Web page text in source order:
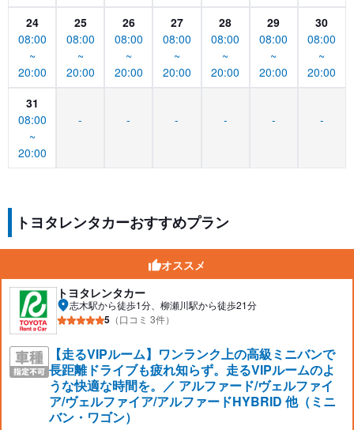
24
08:00
~
20:00
25
08:00
~
20:00
26
08:00
~
20:00
27
08:00
~
20:00
28
08:00
~
20:00
29
08:00
~
20:00
30
08:00
~
20:00
31
08:00
~
20:00
- - - - - -
トヨタレンタカーおすすめプラン
オススメ
トヨタレンタカー
志木駅から徒歩1分、柳瀬川駅から徒歩21分
5 （口コミ 3件）
【走るVIPルーム】ワンランク上の高級ミニバンで
長距離ドライブも疲れ知らず。走るVIPルームのよ
うな快適な時間を。／ アルファード/ヴェルファイ
ア/ヴェルファイア/アルファードHYBRID 他（ミニ
バン・ワゴン）